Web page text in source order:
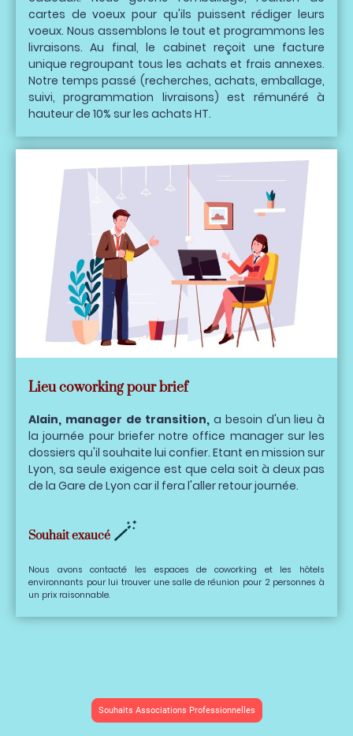
cartes de voeux pour qu'ils puissent rédiger leurs
voeux. Nous assemblons le tout et programmons les
livraisons. Au final, le cabinet reçoit une facture
unique regroupant tous les achats et frais annexes.
Notre temps passé (recherches, achats, emballage,
suivi, programmation livraisons) est rémunéré à
hauteur de 10% sur les achats HT.
Lieu coworking pour brief
Alain, manager de transition, a besoin d'un lieu à
la journée pour briefer notre office manager sur les
dossiers qu'il souhaite lui confier. Etant en mission sur
Lyon, sa seule exigence est que cela soit à deux pas
de la Gare de Lyon car il fera l'aller retour journée.
Souhait exaucé 🪄
Nous avons contacté les espaces de coworking et les hôtels
environnants pour lui trouver une salle de réunion pour 2 personnes à
un prix raisonnable.
Souhaits Associations Professionnelles